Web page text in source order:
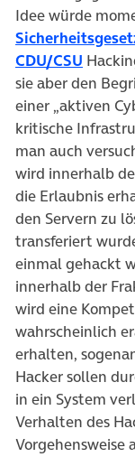
Idee würde
CDU/CSU (öffnet
sie aber den
einer „aktiven
kritische
man auch
wird innerhalb
die Erlaubnis
den Servern zu
transferiert
einmal gehackt
innerhalb der
wird eine
wahrscheinlich
erhalten,
Hacker sollen
in ein System
Verhalten des
Vorgehensweise